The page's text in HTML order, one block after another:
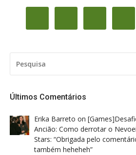
POR:
Últimos Comentários
Erika Barreto on
Ancião: Como derrotar o
Stars: “Obrigada pelo
também heheheh”